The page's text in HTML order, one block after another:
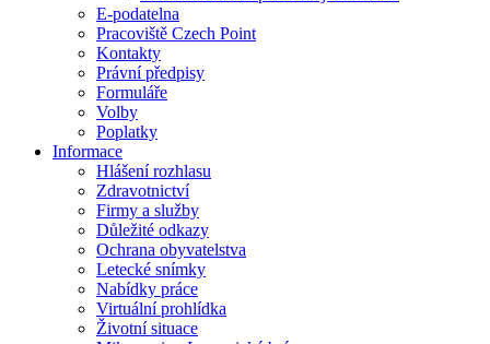
E-podatelna
Pracoviště Czech Point
Kontakty
Právní předpisy
Formuláře
Volby
Poplatky
Informace
Hlášení rozhlasu
Zdravotnictví
Firmy a služby
Důležité odkazy
Ochrana obyvatelstva
Letecké snímky
Nabídky práce
Virtuální prohlídka
Životní situace